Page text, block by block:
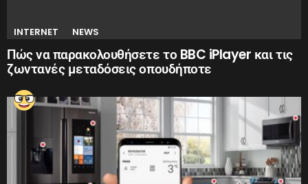
INTERNET NEWS
Πώς να παρακολουθήσετε το BBC iPlayer και τις
ζωντανές μεταδόσεις οπουδήποτε